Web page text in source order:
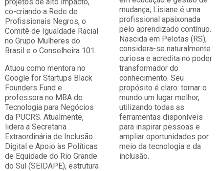
co-criando a Rede de
Profissionais Negros, o
Comitê de Igualdade Racial
no Grupo Mulheres do
Brasil e o Conselheira 101.
Atuou como mentora no
Google for Startups Black
Founders Fund e
professora no MBA de
Tecnologia para Negócios
da PUCRS. Atualmente,
lidera a Secretaria
Extraordinária de Inclusão
Digital e Apoio às Políticas
de Equidade do Rio Grande
do Sul (SEIDAPE), estrutura
mudança, Lisiane é uma
profissional apaixonada
pelo aprendizado contínuo.
Nascida em Pelotas (RS),
considera-se naturalmente
curiosa e acredita no poder
transformador do
conhecimento. Seu
propósito é claro: tornar o
mundo um lugar melhor,
utilizando todas as
ferramentas disponíveis
para inspirar pessoas e
ampliar oportunidades por
meio da tecnologia e da
inclusão.